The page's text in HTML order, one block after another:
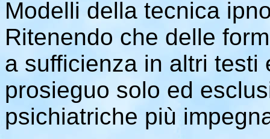
Modelli della tecnica
Ritenendo che delle
a sufficienza in altri testi
prosieguo solo ed
psichiatriche più